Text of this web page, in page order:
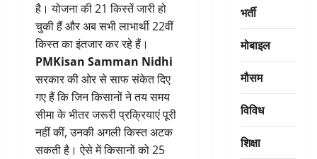
है। योजना की 21 किस्तें जारी हो
चुकी हैं और अब सभी लाभार्थी 22वीं
किस्त का इंतजार कर रहे हैं।
PMKisan Samman Nidhi
सरकार की ओर से साफ संकेत दिए
गए हैं कि जिन किसानों ने तय समय
सीमा के भीतर जरूरी प्रक्रियाएं पूरी
नहीं कीं, उनकी अगली किस्त अटक
सकती है। ऐसे में किसानों को 25
भर्ती
मोबाइल
मौसम
विविध
शिक्षा